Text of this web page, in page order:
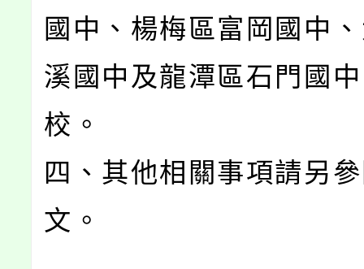
國中、楊梅區富岡國中
溪國中及龍潭區石門國
校。
四、其他相關事項請另
文。